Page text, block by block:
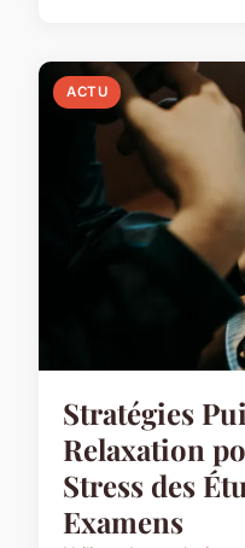
ACTU
Stratégies
Relaxation
Stress des
Examens